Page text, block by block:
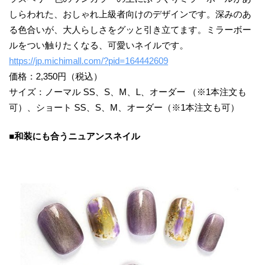
しらわれた、おしゃれ上級者向けのデザインです。深みのあ
る色合いが、大人らしさをグッと引き立てます。ミラーボー
ルをつい触りたくなる、可愛いネイルです。
https://jp.michimall.com/?pid=164442609
価格：2,350円（税込）
サイズ：ノーマル SS、S、M、L、オーダー （※1本注文も
可）、ショート SS、S、M、オーダー（※1本注文も可）
■和装にも合うニュアンスネイル